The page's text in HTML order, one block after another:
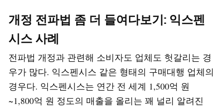
개정 전파법 좀 더 들여다보기: 익스펜
시스 사례
전파법 개정과 관련해 소비자도 업체도 헛갈리는 경
우가 많다. 익스펜시스 같은 형태의 구매대행 업체의
경우다. 익스펜시스는 연간 전 세계 1,500억 원
~1,800억 원 정도의 매출을 올리는 꽤 널리 알려진